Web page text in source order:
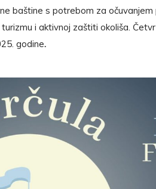
baštine s potrebom za očuvanjem
i aktivnoj zaštiti okoliša.
godine.